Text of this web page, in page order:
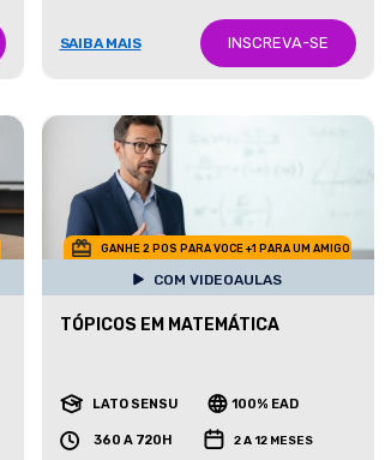
SAIBA MAIS INSCREVA-SE
GANHE 2 POS PARA VOCE +1 PARA UM AMIGO
COM VIDEOAULAS
TÓPICOS EM MATEMÁTICA
LATO SENSU 100% EAD
360 A 720H 2 A 12 MESES